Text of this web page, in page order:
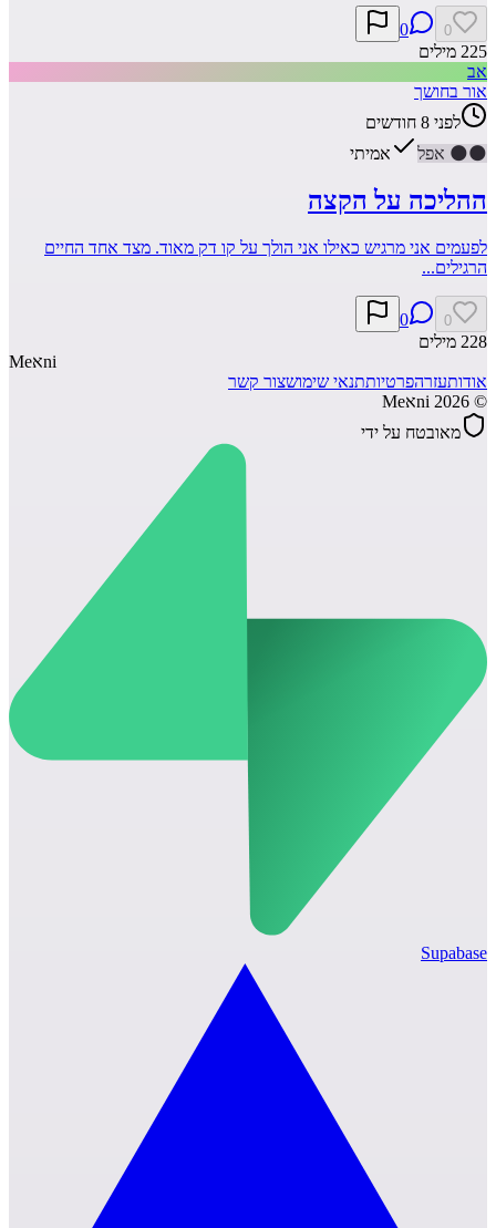
0
0
225 מילים
אב
אור בחושך
לפני 8 חודשים
🌑
🌑 אפל אמיתי
ההליכה על הקצה
לפעמים אני מרגיש כאילו אני הולך על קו דק מאוד. מצד אחד החיים
הרגילים...
0
0
228 מילים
Meאni
אודותעזרהפרטיותתנאי שימושצור קשר
©
2026 Meאni
מאובטח על ידי
Supabase